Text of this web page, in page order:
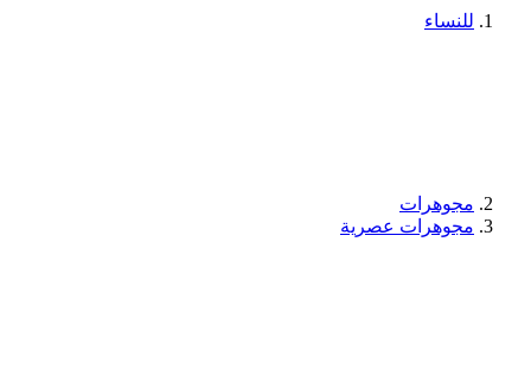
للنساء
مجوهرات
مجوهرات عصرية